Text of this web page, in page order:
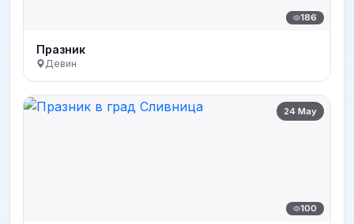
186
Празник
Девин
24 May
100